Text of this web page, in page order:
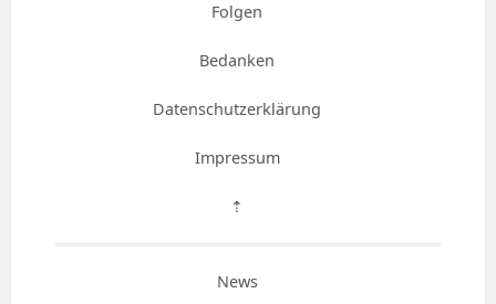
Folgen
Bedanken
Datenschutzerklärung
Impressum
⇡
News